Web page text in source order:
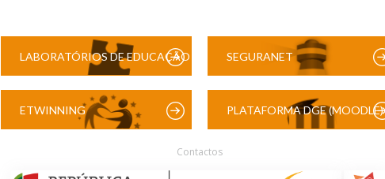
LABORATÓRIOS DE EDUCAÇÃO SEGURANET
ETWINNING PLATAFORMA DGE (MOODLE)
Contactos